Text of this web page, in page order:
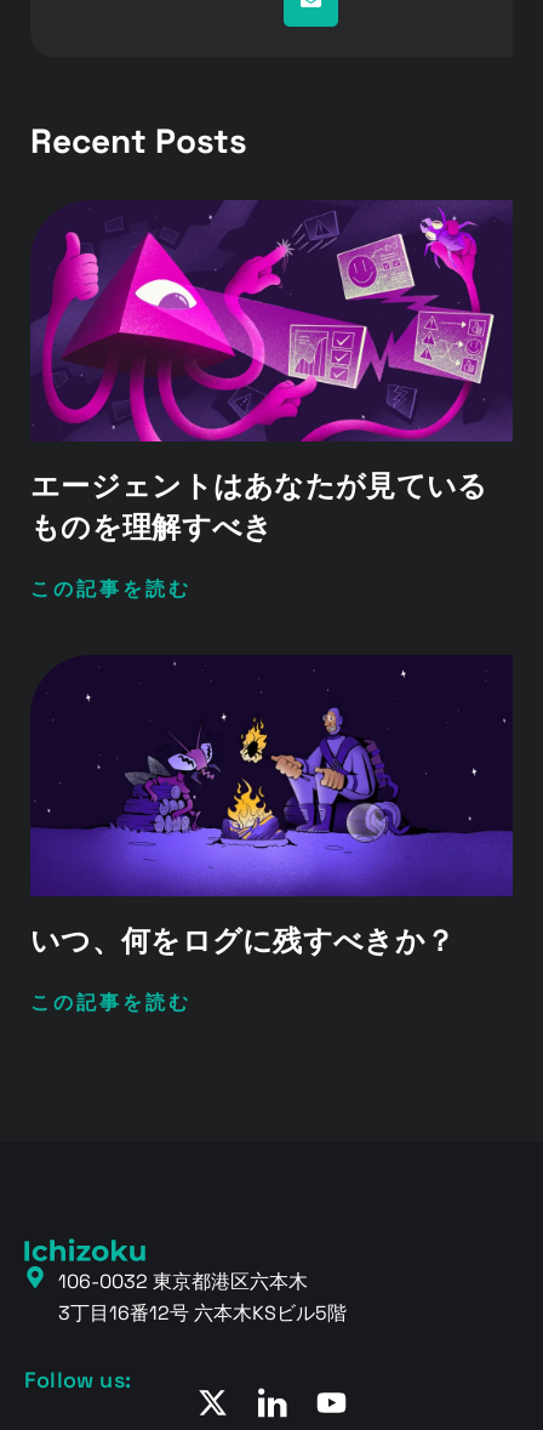
Recent Posts
エージェントはあなたが見ている
ものを理解すべき
この記事を読む
いつ、何をログに残すべきか？
この記事を読む
106-0032 東京都港区六本木
3丁目16番12号 六本木KSビル5階
Follow us: